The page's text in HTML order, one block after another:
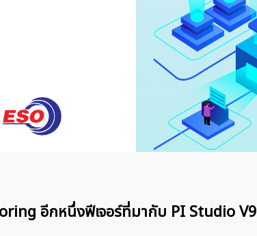
อีกหนึ่งฟีเจอร์ที่มากับ PI Studio V9